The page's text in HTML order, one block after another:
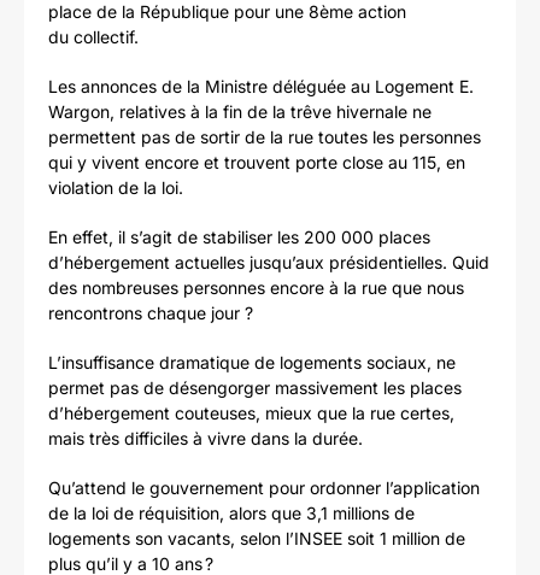
place de la République pour une 8ème action
du collectif.
Les annonces de la Ministre déléguée au Logement E.
Wargon, relatives à la fin de la trêve hivernale ne
permettent pas de sortir de la rue toutes les personnes
qui y vivent encore et trouvent porte close au 115, en
violation de la loi.
En effet, il s’agit de stabiliser les 200 000 places
d’hébergement actuelles jusqu’aux présidentielles. Quid
des nombreuses personnes encore à la rue que nous
rencontrons chaque jour ?
L’insuffisance dramatique de logements sociaux, ne
permet pas de désengorger massivement les places
d’hébergement couteuses, mieux que la rue certes,
mais très difficiles à vivre dans la durée.
Qu’attend le gouvernement pour ordonner l’application
de la loi de réquisition, alors que 3,1 millions de
logements son vacants, selon l’INSEE soit 1 million de
plus qu’il y a 10 ans ?